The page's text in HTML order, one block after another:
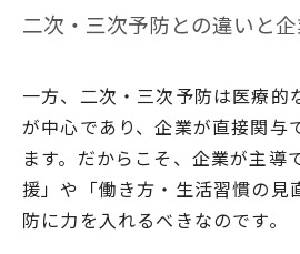
二次・三次予防との違いと
一方、二次・三次予防は医療的
が中心であり、企業が直接関与
ます。だからこそ、企業が主導
援」や「働き方・生活習慣の見
防に力を入れるべきなのです。